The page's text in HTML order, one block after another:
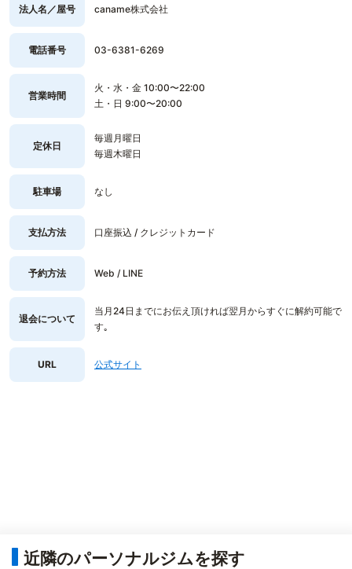
法人名／屋号 caname株式会社
電話番号 03-6381-6269
営業時間
火・水・金 10:00〜22:00
土・日 9:00〜20:00
定休日
毎週月曜日
毎週木曜日
駐車場 なし
支払方法 口座振込 / クレジットカード
予約方法 Web / LINE
退会について
当月24日までにお伝え頂ければ翌月からすぐに解約可能で
す｡
URL 公式サイト
近隣のパーソナルジムを探す